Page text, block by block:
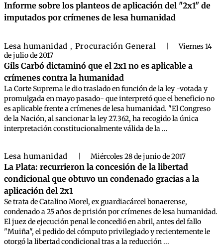
Informe sobre los planteos de aplicación del "2x1" de
imputados por crímenes de lesa humanidad
Lesa humanidad , Procuración General
Viernes 14
de julio de 2017
Gils Carbó dictaminó que el 2x1 no es aplicable a
crímenes contra la humanidad
La Corte Suprema le dio traslado en función de la ley -votada y
promulgada en mayo pasado- que interpretó que el beneficio no
es aplicable frente a crímenes de lesa humanidad. "El Congreso
de la Nación, al sancionar la ley 27.362, ha recogido la única
interpretación constitucionalmente válida de la ...
Lesa humanidad Miércoles 28 de junio de 2017
La Plata: recurrieron la concesión de la libertad
condicional que obtuvo un condenado gracias a la
aplicación del 2x1
Se trata de Catalino Morel, ex guardiacárcel bonaerense,
condenado a 25 años de prisión por crímenes de lesa humanidad.
El juez de ejecución penal le concedió en abril, antes del fallo
"Muiña", el pedido del cómputo privilegiado y recientemente le
otorgó la libertad condicional tras a la reducción ...